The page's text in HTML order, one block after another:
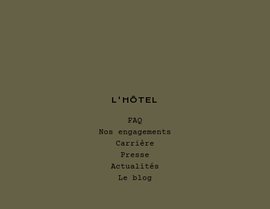
L'HÔTEL
FAQ
Nos engagements
Carrière
Presse
Actualités
Le blog